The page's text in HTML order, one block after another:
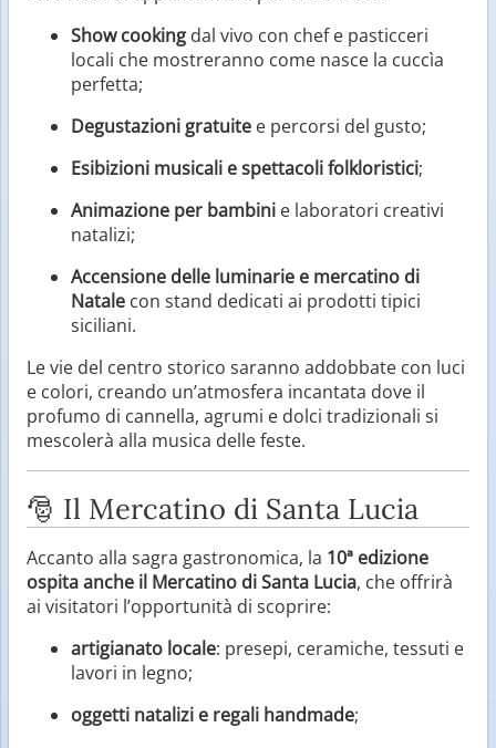
Show cooking dal vivo con chef e pasticceri
locali che mostreranno come nasce la cuccìa
perfetta;
Degustazioni gratuite e percorsi del gusto;
Esibizioni musicali e spettacoli folkloristici;
Animazione per bambini e laboratori creativi
natalizi;
Accensione delle luminarie e mercatino di
Natale con stand dedicati ai prodotti tipici
siciliani.
Le vie del centro storico saranno addobbate con luci
e colori, creando un’atmosfera incantata dove il
profumo di cannella, agrumi e dolci tradizionali si
mescolerà alla musica delle feste.
🎅 Il Mercatino di Santa Lucia
Accanto alla sagra gastronomica, la 10ª edizione
ospita anche il Mercatino di Santa Lucia, che offrirà
ai visitatori l’opportunità di scoprire:
artigianato locale: presepi, ceramiche, tessuti e
lavori in legno;
oggetti natalizi e regali handmade;